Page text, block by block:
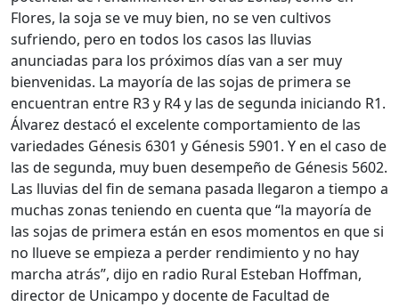
Flores, la soja se ve muy bien, no se ven cultivos
sufriendo, pero en todos los casos las lluvias
anunciadas para los próximos días van a ser muy
bienvenidas. La mayoría de las sojas de primera se
encuentran entre R3 y R4 y las de segunda iniciando R1.
Álvarez destacó el excelente comportamiento de las
variedades Génesis 6301 y Génesis 5901. Y en el caso de
las de segunda, muy buen desempeño de Génesis 5602.
Las lluvias del fin de semana pasada llegaron a tiempo a
muchas zonas teniendo en cuenta que “la mayoría de
las sojas de primera están en esos momentos en que si
no llueve se empieza a perder rendimiento y no hay
marcha atrás”, dijo en radio Rural Esteban Hoffman,
director de Unicampo y docente de Facultad de